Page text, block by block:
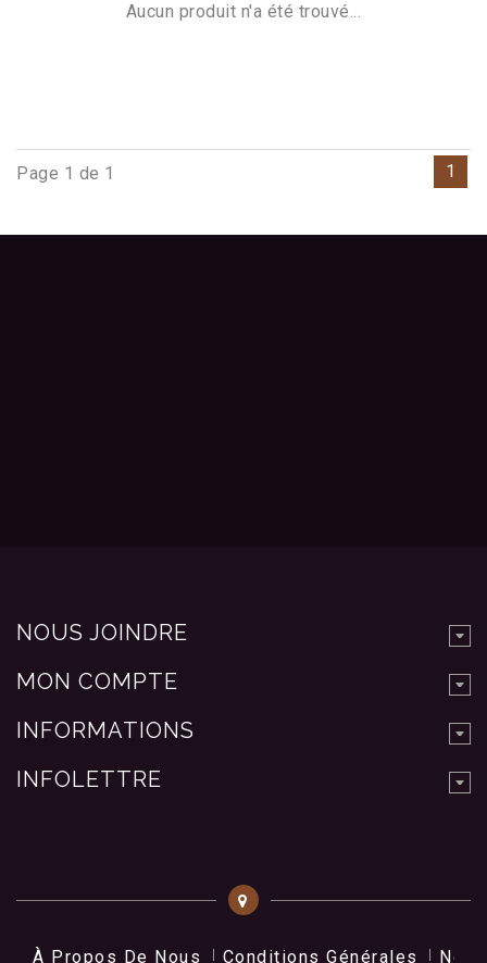
Aucun produit n'a été trouvé...
Page 1 de 1 1
NOUS JOINDRE
MON COMPTE
INFORMATIONS
INFOLETTRE
À Propos De Nous Conditions Générales Nos